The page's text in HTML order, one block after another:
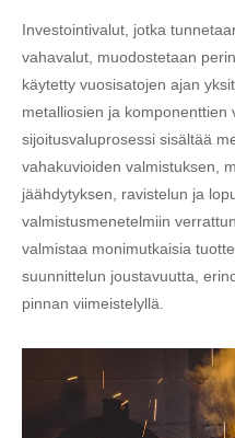
Investointivalut, jotka
vahavalut, muodostetaan
käytetty vuosisatojen ajan
metalliosien ja komponenttien
sijoitusvaluprosessi sisältää
vahakuvioiden valmistuksen,
jäähdytyksen, ravistelun ja
valmistusmenetelmiin
valmistaa monimutkaisia
suunnittelun joustavuutta,
pinnan viimeistelyllä.